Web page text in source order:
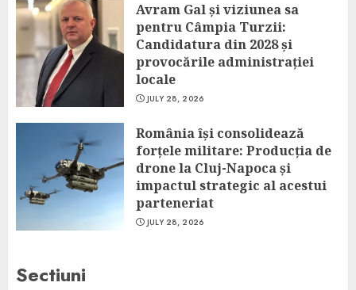
Avram Gal și viziunea sa
pentru Câmpia Turzii:
Candidatura din 2028 și
provocările administrației
locale
JULY 28, 2026
România își consolidează
forțele militare: Producția de
drone la Cluj-Napoca și
impactul strategic al acestui
parteneriat
JULY 28, 2026
Sectiuni